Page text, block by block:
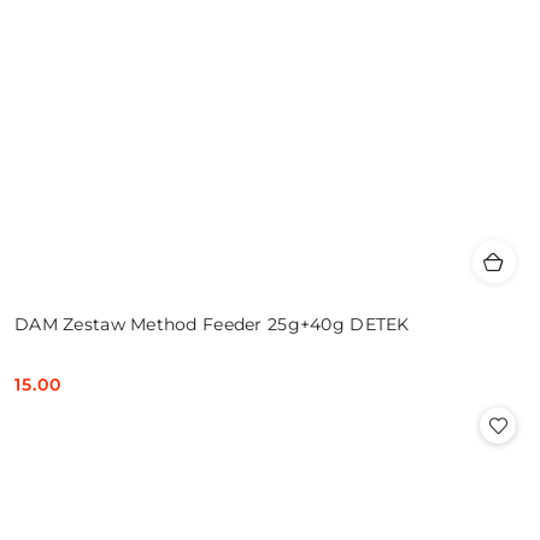
DAM Zestaw Method Feeder 25g+40g DETEK
Cena:
15.00